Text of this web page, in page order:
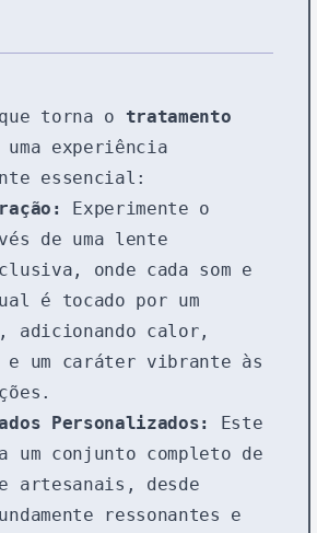
torna o tratamento
uma experiência
essencial:
Experimente o
de uma lente
onde cada som e
é tocado por um
calor,
e um caráter vibrante às
Personalizados:
Este
um conjunto completo de
artesanais, desde
ressonantes e